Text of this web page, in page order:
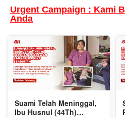
Urgent Campaign : Kami
Anda
Suami Telah Meninggal,
Ibu Husnul (44Th)